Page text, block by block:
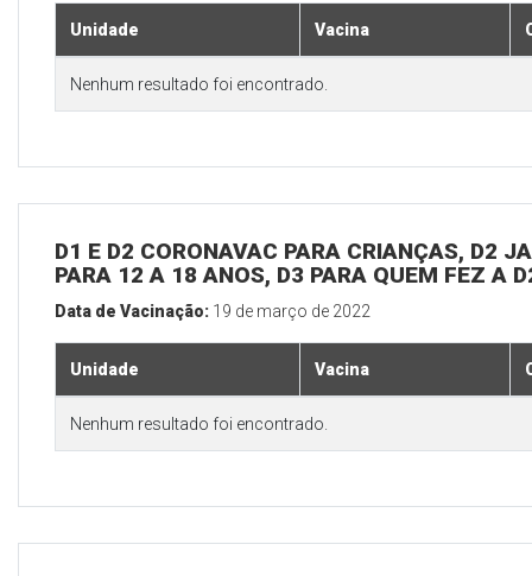
Unidade Vacina
Nenhum resultado foi encontrado.
D1 E D2 CORONAVAC PARA CRIANÇAS, D2
PARA 12 A 18 ANOS, D3 PARA QUEM FEZ A
Data de Vacinação: 19 de março de 2022
Unidade Vacina
Nenhum resultado foi encontrado.